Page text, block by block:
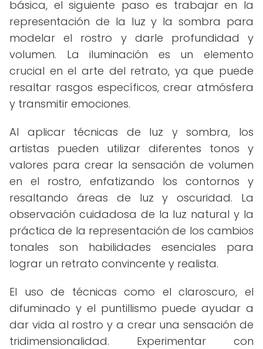
básica, el siguiente paso es trabajar en la
representación de la luz y la sombra para
modelar el rostro y darle profundidad y
volumen. La iluminación es un elemento
crucial en el arte del retrato, ya que puede
resaltar rasgos específicos, crear atmósfera
y transmitir emociones.
Al aplicar técnicas de luz y sombra, los
artistas pueden utilizar diferentes tonos y
valores para crear la sensación de volumen
en el rostro, enfatizando los contornos y
resaltando áreas de luz y oscuridad. La
observación cuidadosa de la luz natural y la
práctica de la representación de los cambios
tonales son habilidades esenciales para
lograr un retrato convincente y realista.
El uso de técnicas como el claroscuro, el
difuminado y el puntillismo puede ayudar a
dar vida al rostro y a crear una sensación de
tridimensionalidad. Experimentar con